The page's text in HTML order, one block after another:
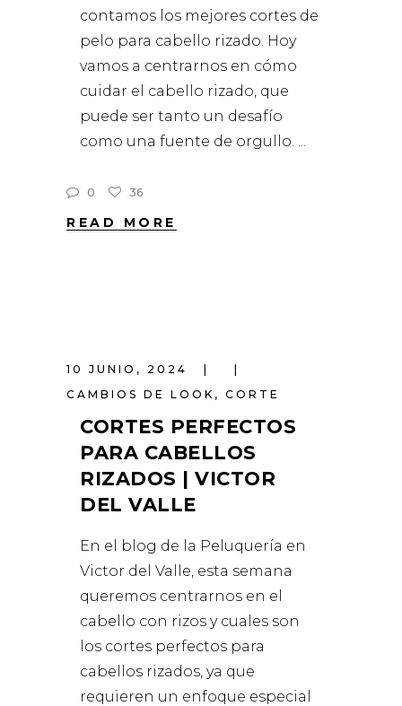
contamos los mejores cortes de
pelo para cabello rizado. Hoy
vamos a centrarnos en cómo
cuidar el cabello rizado, que
puede ser tanto un desafío
como una fuente de orgullo.
0 36
READ MORE
10 JUNIO, 2024
CAMBIOS DE LOOK , CORTE
CORTES PERFECTOS
PARA CABELLOS
RIZADOS | VICTOR
DEL VALLE
En el blog de la Peluquería en
Victor del Valle, esta semana
queremos centrarnos en el
cabello con rizos y cuales son
los cortes perfectos para
cabellos rizados, ya que
requieren un enfoque especial